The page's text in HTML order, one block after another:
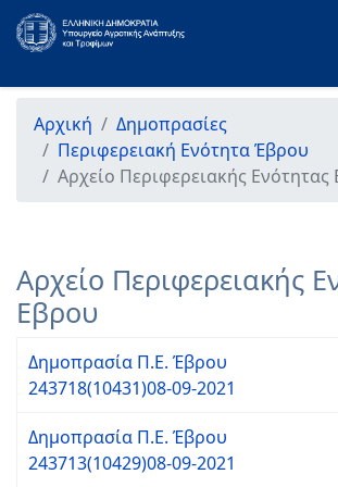
Αρχική
Δημοπρασίες
Περιφερειακή Ενότητα Έβρου
Αρχείο Περιφερειακής Ενότητας
Αρχείο Περιφερειακής
Εβρου
Δημοπρασία Π.Ε. Έβρου
243718(10431)08-09-2021
Δημοπρασία Π.Ε. Έβρου
243713(10429)08-09-2021